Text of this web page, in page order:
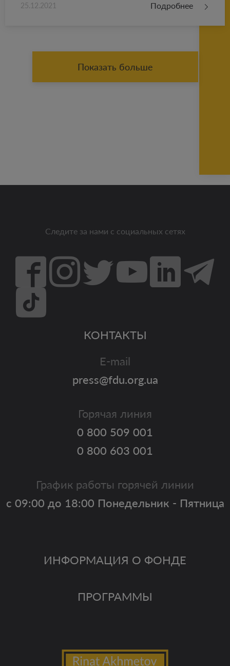
25.12.2021 Подробнее
Показать больше
Следите за нами с социальных сетях
ИНФОРМАЦИЯ О ФОНДЕ
ПРОГРАММЫ
КОНТАКТЫ
E-mail
press@fdu.org.ua
Горячая линия
0 800 509 001
0 800 603 001
График работы горячей линии
с 09:00 до 18:00 Понедельник - Пятница